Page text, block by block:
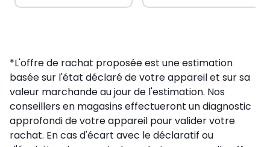
*L'offre de rachat proposée est une estimation
basée sur l'état déclaré de votre appareil et sur sa
valeur marchande au jour de l'estimation. Nos
conseillers en magasins effectueront un diagnostic
approfondi de votre appareil pour valider votre
rachat. En cas d'écart avec le déclaratif ou